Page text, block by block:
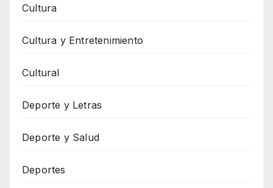
Cultura
Cultura y Entretenimiento
Cultural
Deporte y Letras
Deporte y Salud
Deportes